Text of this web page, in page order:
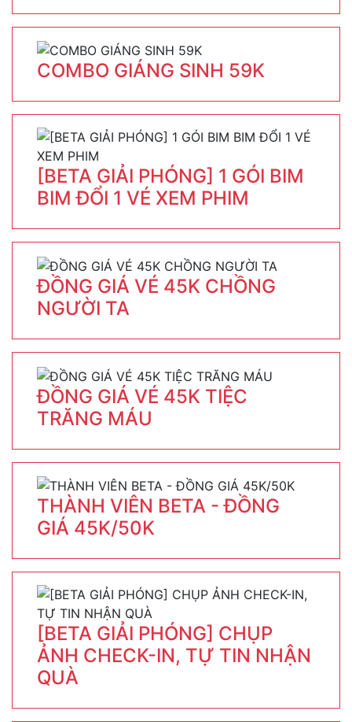
COMBO GIÁNG SINH 59K
[BETA GIẢI PHÓNG] 1 GÓI BIM
BIM ĐỔI 1 VÉ XEM PHIM
ĐỒNG GIÁ VÉ 45K CHỒNG
NGƯỜI TA
ĐỒNG GIÁ VÉ 45K TIỆC
TRĂNG MÁU
THÀNH VIÊN BETA - ĐỒNG
GIÁ 45K/50K
[BETA GIẢI PHÓNG] CHỤP
ẢNH CHECK-IN, TỰ TIN NHẬN
QUÀ